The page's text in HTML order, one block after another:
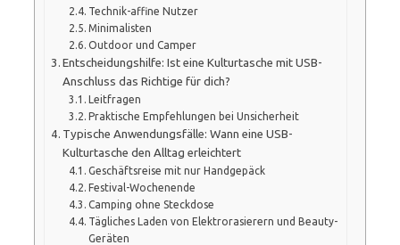
Technik-affine Nutzer
Minimalisten
Outdoor und Camper
Entscheidungshilfe: Ist eine Kulturtasche mit USB-
Anschluss das Richtige für dich?
Leitfragen
Praktische Empfehlungen bei Unsicherheit
Typische Anwendungsfälle: Wann eine USB-
Kulturtasche den Alltag erleichtert
Geschäftsreise mit nur Handgepäck
Festival-Wochenende
Camping ohne Steckdose
Tägliches Laden von Elektrorasierern und Beauty-
Geräten